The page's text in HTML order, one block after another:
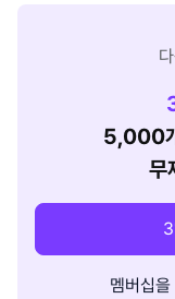
5,000
무
멤버십